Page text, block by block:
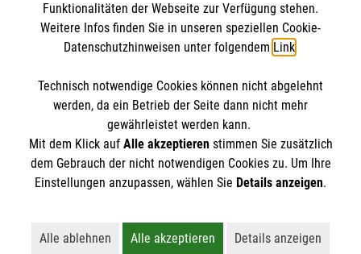
Malteserorden
Sharepoint
Spendenkonto
IBAN: DE02 37060120 1201222369
BIC: GENODED1PA7
So finden Sie uns
Hauptstraße 7
97228 Rottendorf
Der Malteser Hilfsdienst e.V. ist als eingetragene
Gewerbesteuer befreit.
Funktionalitäten der Webseite zur Verfügung stehen.
Weitere Infos finden Sie in unseren speziellen Cookie-
Datenschutzhinweisen unter folgendem Link.
Technisch notwendige Cookies können nicht abgelehnt
werden, da ein Betrieb der Seite dann nicht mehr
gewährleistet werden kann.
Mit dem Klick auf Alle akzeptierenstimmen Sie zusätzlich
dem Gebrauch der nicht notwendigen Cookies zu. Um Ihre
Einstellungen anzupassen, wählen Sie Details anzeigen.
Alle ablehnen
Alle akzeptieren
Details anzeigen